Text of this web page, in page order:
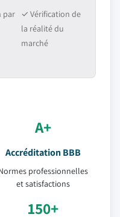
par
✓ Vérification de
la réalité du
marché
A+
Accréditation BBB
professionnelles
et satisfactions
150+